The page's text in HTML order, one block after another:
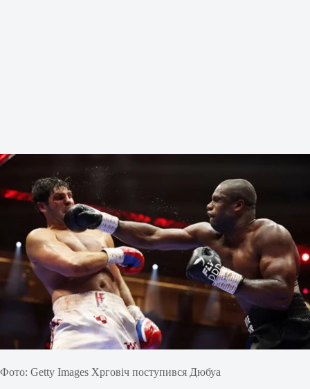
Фото: Getty Images Хрговіч поступився Дюбуа